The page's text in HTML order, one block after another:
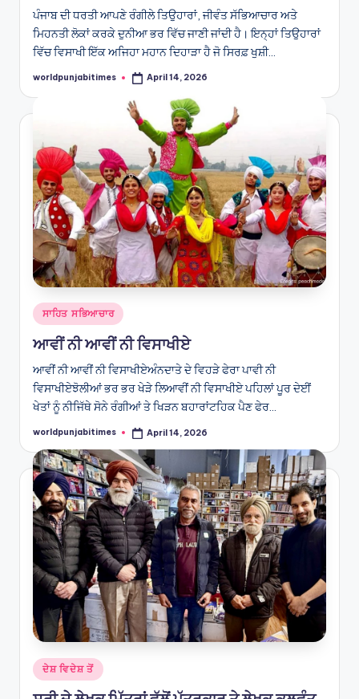
ਪੰਜਾਬ ਦੀ ਧਰਤੀ ਆਪਣੇ ਰੰਗੀਲੇ ਤਿਉਹਾਰਾਂ, ਜੀਵੰਤ ਸੱਭਿਆਚਾਰ ਅਤੇ
ਮਿਹਨਤੀ ਲੋਕਾਂ ਕਰਕੇ ਦੁਨੀਆ ਭਰ ਵਿੱਚ ਜਾਣੀ ਜਾਂਦੀ ਹੈ। ਇਨ੍ਹਾਂ ਤਿਉਹਾਰਾਂ
ਵਿੱਚ ਵਿਸਾਖੀ ਇੱਕ ਅਜਿਹਾ ਮਹਾਨ ਦਿਹਾੜਾ ਹੈ ਜੋ ਸਿਰਫ਼ ਖੁਸ਼ੀ…
Posted
worldpunjabitimes April 14, 2026
Posted
ਸਾਹਿਤ ਸਭਿਆਚਾਰ
ਆਵੀਂ ਨੀ ਆਵੀਂ ਨੀ ਵਿਸਾਖੀਏ
ਆਵੀਂ ਨੀ ਆਵੀਂ ਨੀ ਵਿਸਾਖੀਏਅੰਨਦਾਤੇ ਦੇ ਵਿਹੜੇ ਫੇਰਾ ਪਾਵੀ ਨੀ
ਵਿਸਾਖੀਏਝੋਲੀਆਂ ਭਰ ਭਰ ਖੇੜੇ ਲਿਆਵੀਂ ਨੀ ਵਿਸਾਖੀਏ ਪਹਿਲਾਂ ਪੂਰ ਦੇਈਂ
ਖੇਤਾਂ ਨੂੰ ਨੀਜਿੱਥੇ ਸੋਨੇ ਰੰਗੀਆਂ ਤੇ ਖਿੜਨ ਬਹਾਰਾਂਟਹਿਕ ਪੈਣ ਫੇਰ…
Posted
worldpunjabitimes April 14, 2026
Posted
in
ਦੇਸ਼ ਵਿਦੇਸ਼ ਤੋਂ